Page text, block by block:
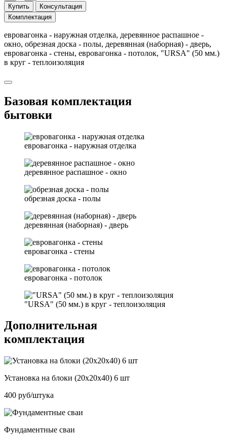
Купить
Консультация
Комплектация
евровагонка - наружная отделка, деревянное распашное -
окно, обрезная доска - полы, деревянная (наборная) - дверь,
евровагонка - стены, евровагонка - потолок, "URSA" (50 мм.)
в круг - теплоизоляция
Базовая комплектация
бытовки
евровагонка - наружная отделка
деревянное распашное - окно
обрезная доска - полы
деревянная (наборная) - дверь
евровагонка - стены
евровагонка - потолок
"URSA" (50 мм.) в круг - теплоизоляция
Дополнительная
комплектация
Установка на блоки (20х20х40) 6 шт
400 руб/штука
Фундаментные сваи